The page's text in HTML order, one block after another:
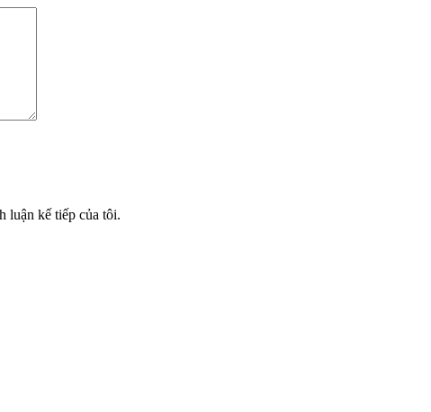
luận kế tiếp của tôi.